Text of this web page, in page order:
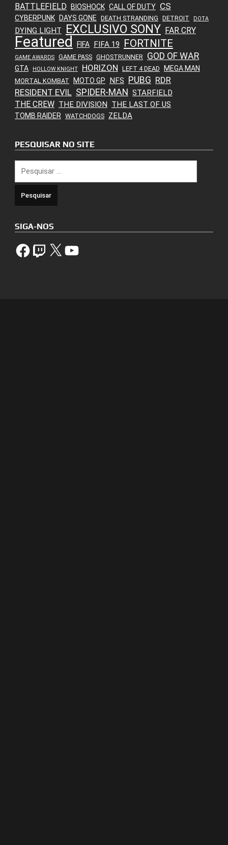
BATTLEFIELD BIOSHOCK CALL OF DUTY CS
CYBERPUNK DAYS GONE DEATH STRANDING DETROIT DOTA
DYING LIGHT EXCLUSIVO SONY FAR CRY
Featured FIFA FIFA 19 FORTNITE
GAME AWARDS GAME PASS GHOSTRUNNER GOD OF WAR
GTA HOLLOW KNIGHT HORIZON LEFT 4 DEAD MEGA MAN
MORTAL KOMBAT MOTO GP NFS PUBG RDR
RESIDENT EVIL SPIDER-MAN STARFIELD
THE CREW THE DIVISION THE LAST OF US
TOMB RAIDER WATCHDOGS ZELDA
PESQUISAR NO SITE
por:
SIGA-NOS
FacebookTwitch X YouTube